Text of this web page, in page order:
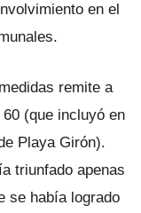
en el
remite a
(que incluyó en
Playa Girón).
triunfado apenas
se había logrado